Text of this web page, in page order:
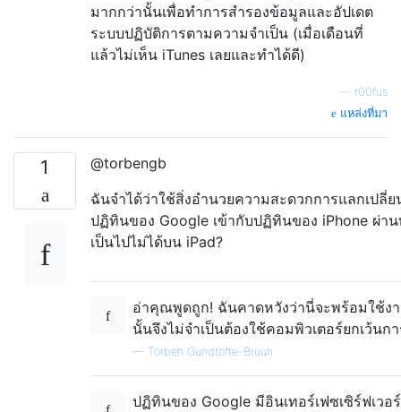
มากกว่านั้นเพื่อทำการสำรองข้อมูลและอัปเดต
ระบบปฏิบัติการตามความจำเป็น (เมื่อเดือนที่
แล้วไม่เห็น iTunes เลยและทำได้ดี)
r00fus
แหล่งที่มา
1
@torbengb
ฉันจำได้ว่าใช้สิ่งอำนวยความสะดวกการแลกเปลี่
ปฏิทินของ Google เข้ากับปฏิทินของ iPhone ผ่า
เป็นไปไม่ได้บน iPad?
อ่าคุณพูดถูก! ฉันคาดหวังว่านี่จะพร้อมใช้ง
นั้นจึงไม่จำเป็นต้องใช้คอมพิวเตอร์ยกเว้นก
— Torben Gundtofte-Bruun
ปฏิทินของ Google มีอินเทอร์เฟซเซิร์ฟเวอ